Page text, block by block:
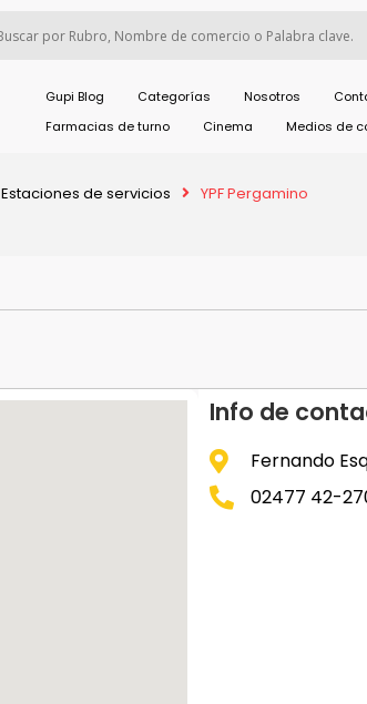
Gupi Blog Categorías Nosotros
Farmacias de turno
Cinema Medios de
Estaciones de servicios YPF Pergamino
Info de
Fernando
02477 42-